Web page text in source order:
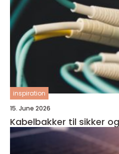
inspiration
15. June 2026
Kabelbakker til sikker